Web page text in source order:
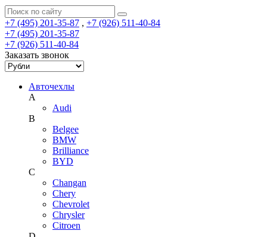
+7 (495) 201-35-87 , +7 (926) 511-40-84
+7 (495) 201-35-87
+7 (926) 511-40-84
Заказать звонок
Авточехлы
A
Audi
B
Belgee
BMW
Brilliance
BYD
C
Changan
Chery
Chevrolet
Chrysler
Citroen